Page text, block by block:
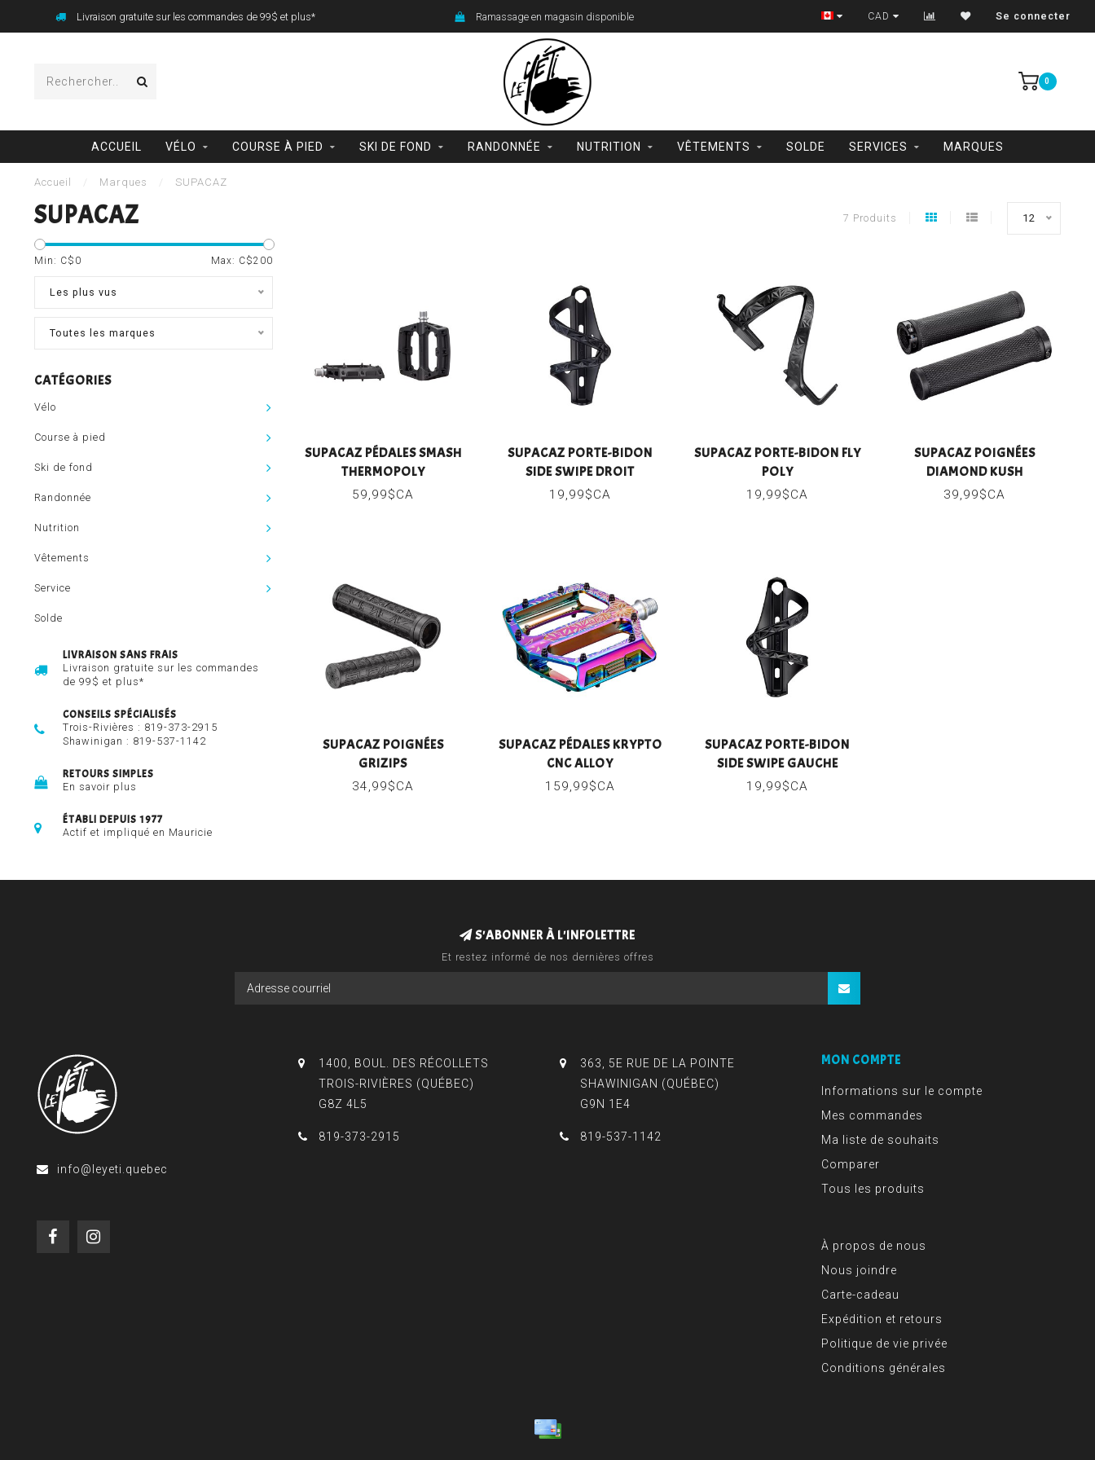
Livraison gratuite sur les commandes de 99$ et plus* Ramassage en magasin disponible Trois-Rivières et Shawinigan
CAD Se connecter
0
ACCUEIL VÉLO COURSE À PIED SKI DE FOND RANDONNÉE NUTRITION VÊTEMENTS SOLDE SERVICES MARQUES
Accueil Marques SUPACAZ
SUPACAZ 7 Produits 12
Min: C$ 0 Max: C$200
Les plus vus
Toutes les marques
CATÉGORIES
Vélo
Course à pied
Ski de fond
Randonnée
Nutrition
Vêtements
Service
Solde
LIVRAISON SANS FRAIS
Livraison gratuite sur les commandes
de 99$ et plus*
CONSEILS SPÉCIALISÉS
Trois-Rivières : 819-373-2915
Shawinigan : 819-537-1142
RETOURS SIMPLES
En savoir plus
ÉTABLI DEPUIS 1977
Actif et impliqué en Mauricie
SUPACAZ PÉDALES SMASH
THERMOPOLY
59,99$CA
SUPACAZ PORTE-BIDON
SIDE SWIPE DROIT
19,99$CA
SUPACAZ PORTE-BIDON FLY
POLY
19,99$CA
SUPACAZ POIGNÉES
DIAMOND KUSH
BLACK/STAR
39,99$CA
SUPACAZ POIGNÉES
GRIZIPS
34,99$CA
SUPACAZ PÉDALES KRYPTO
CNC ALLOY
159,99$CA
SUPACAZ PORTE-BIDON
SIDE SWIPE GAUCHE
19,99$CA
S'ABONNER À L'INFOLETTRE
Et restez informé de nos dernières offres
info@leyeti.quebec
1400, BOUL. DES RÉCOLLETS
TROIS-RIVIÈRES (QUÉBEC)
G8Z 4L5
819-373-2915
363, 5E RUE DE LA POINTE
SHAWINIGAN (QUÉBEC)
G9N 1E4
819-537-1142
MON COMPTE
Informations sur le compte
Mes commandes
Ma liste de souhaits
Comparer
Tous les produits
À propos de nous
Nous joindre
Carte-cadeau
Expédition et retours
Politique de vie privée
Conditions générales